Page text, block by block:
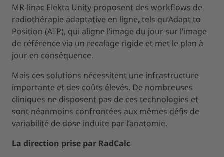
MR-linac Elekta Unity proposent des workflows de
radiothérapie adaptative en ligne, tels qu’Adapt to
Position (ATP), qui aligne l’image du jour sur l’image
de référence via un recalage rigide et met le plan à
jour en conséquence.
Mais ces solutions nécessitent une infrastructure
importante et des coûts élevés. De nombreuses
cliniques ne disposent pas de ces technologies et
sont néanmoins confrontées aux mêmes défis de
variabilité de dose induite par l’anatomie.
La direction prise par RadCalc